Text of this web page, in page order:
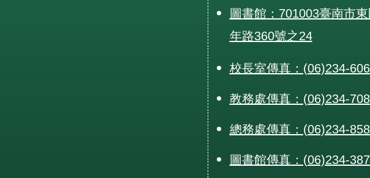
圖書館：701003臺南市
年路360號之24
校長室傳真：(06)234-
教務處傳真：(06)234-
總務處傳真：(06)234-
圖書館傳真：(06)234-